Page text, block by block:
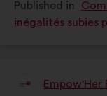
as:
Published in
inégalités subies
ProposalEmpow'Her